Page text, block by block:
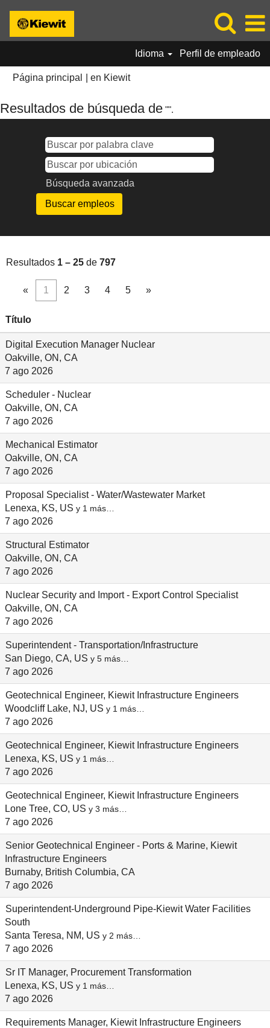
Idioma Perfil de empleado
Página principal en Kiewit(página
Resultados de búsqueda de "".
Búsqueda avanzada
Resultados 1 – 25 de 797
« 1 2 3 4 5 »
Título
Digital Execution Manager Nuclear
Oakville, ON, CA
7 ago 2026
Scheduler - Nuclear
Oakville, ON, CA
7 ago 2026
Mechanical Estimator
Oakville, ON, CA
7 ago 2026
Proposal Specialist - Water/Wastewater Market
Lenexa, KS, US y 1 más…
7 ago 2026
Structural Estimator
Oakville, ON, CA
7 ago 2026
Nuclear Security and Import - Export Control Specialist
Oakville, ON, CA
7 ago 2026
Superintendent - Transportation/Infrastructure
San Diego, CA, US y 5 más…
7 ago 2026
Geotechnical Engineer, Kiewit Infrastructure Engineers
Woodcliff Lake, NJ, US y 1 más…
7 ago 2026
Geotechnical Engineer, Kiewit Infrastructure Engineers
Lenexa, KS, US y 1 más…
7 ago 2026
Geotechnical Engineer, Kiewit Infrastructure Engineers
Lone Tree, CO, US y 3 más…
7 ago 2026
Senior Geotechnical Engineer - Ports & Marine, Kiewit
Infrastructure Engineers
Burnaby, British Columbia, CA
7 ago 2026
Superintendent-Underground Pipe-Kiewit Water Facilities
South
Santa Teresa, NM, US y 2 más…
7 ago 2026
Sr IT Manager, Procurement Transformation
Lenexa, KS, US y 1 más…
7 ago 2026
Requirements Manager, Kiewit Infrastructure Engineers